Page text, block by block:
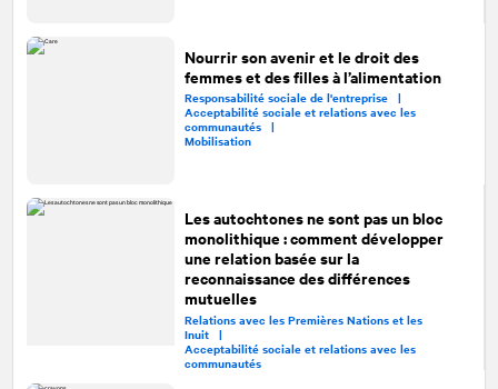
Nourrir son avenir et le droit des
femmes et des filles à l’alimentation
Responsabilité sociale de l'entreprise |
Acceptabilité sociale et relations avec les
communautés |
Mobilisation
Les autochtones ne sont pas un bloc
monolithique : comment développer
une relation basée sur la
reconnaissance des différences
mutuelles
Relations avec les Premières Nations et les
Inuit |
Acceptabilité sociale et relations avec les
communautés